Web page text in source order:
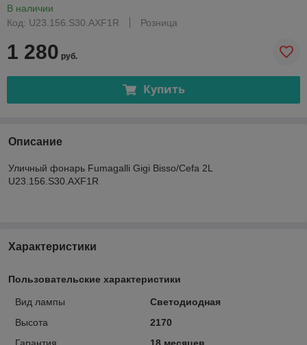
В наличии
Код: U23.156.S30.AXF1R
Розница
1 280 руб.
Купить
Описание
Уличный фонарь Fumagalli Gigi Bisso/Cefa 2L
U23.156.S30.AXF1R
Характеристики
Пользовательские характеристики
Вид лампы
Светодиодная
Высота
2170
Гарантия
18 месяцев